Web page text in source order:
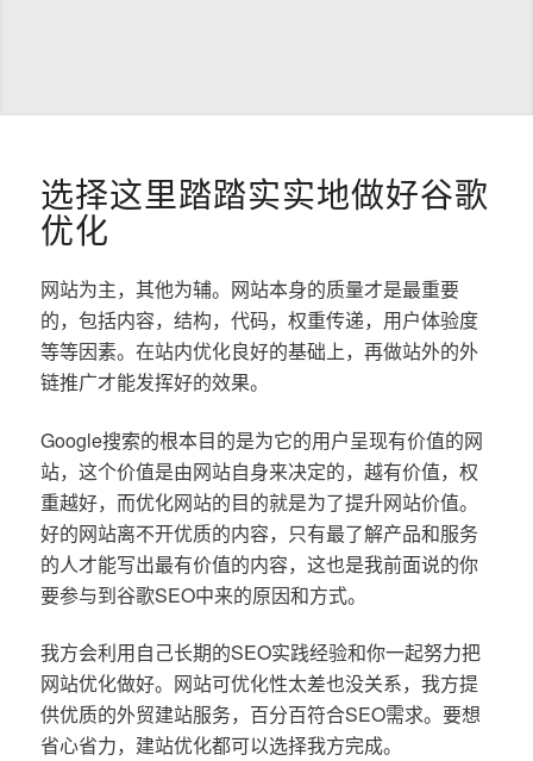
选择这里踏踏实实地做好谷歌
优化
网站为主，其他为辅。网站本身的质量才是最重要
的，包括内容，结构，代码，权重传递，用户体验度
等等因素。在站内优化良好的基础上，再做站外的外
链推广才能发挥好的效果。
Google搜索的根本目的是为它的用户呈现有价值的网
站，这个价值是由网站自身来决定的，越有价值，权
重越好，而优化网站的目的就是为了提升网站价值。
好的网站离不开优质的内容，只有最了解产品和服务
的人才能写出最有价值的内容，这也是我前面说的你
要参与到谷歌SEO中来的原因和方式。
我方会利用自己长期的SEO实践经验和你一起努力把
网站优化做好。网站可优化性太差也没关系，我方提
供优质的外贸建站服务，百分百符合SEO需求。要想
省心省力，建站优化都可以选择我方完成。